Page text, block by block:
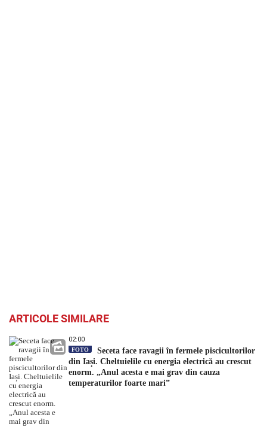
ARTICOLE SIMILARE
02:00
FOTO
Seceta face ravagii în fermele piscicultorilor
din Iași. Cheltuielile cu energia electrică au crescut
enorm. „Anul acesta e mai grav din cauza
temperaturilor foarte mari”